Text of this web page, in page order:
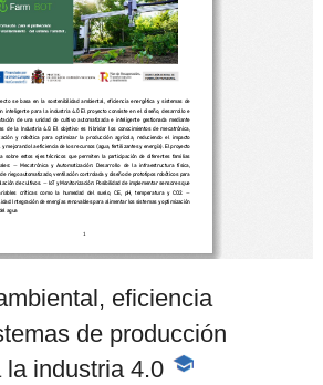
eficiencia
de producción
la industria 4.0 -